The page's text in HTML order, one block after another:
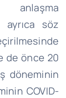
anlaşma
ayrıca söz
de önce 20
döneminin
COVID-